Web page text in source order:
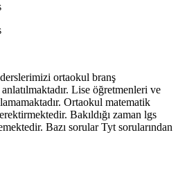
ortaokul branş
Lise öğretmenleri ve
Ortaokul matematik
Bakıldığı zaman lgs
Bazı sorular Tyt sorularından